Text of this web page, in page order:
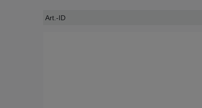
Technisches
Wert
Art.-ID